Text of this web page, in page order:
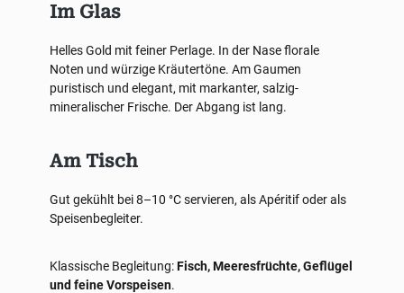
Im Glas
Helles Gold mit feiner Perlage. In der Nase florale
Noten und würzige Kräutertöne. Am Gaumen
puristisch und elegant, mit markanter, salzig-
mineralischer Frische. Der Abgang ist lang.
Am Tisch
Gut gekühlt bei 8–10 °C servieren, als Apéritif oder als
Speisenbegleiter.
Klassische Begleitung:Fisch, Meeresfrüchte, Geflügel
und feine Vorspeisen.